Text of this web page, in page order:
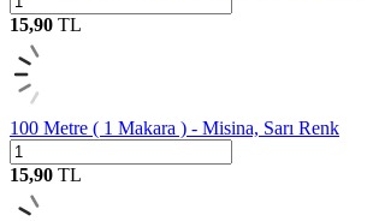
15,90 TL
100 Metre ( 1 Makara ) - Misina, Sarı Renk
15,90 TL